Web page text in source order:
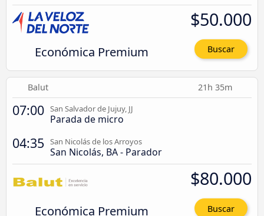
Económica Premium
$50.000
Buscar
Balut 21h 35m
07:00 San Salvador de Jujuy, JJ
Parada de micro
04:35 San Nicolás de los Arroyos
San Nicolás, BA - Parador
Económica Premium
$80.000
Buscar